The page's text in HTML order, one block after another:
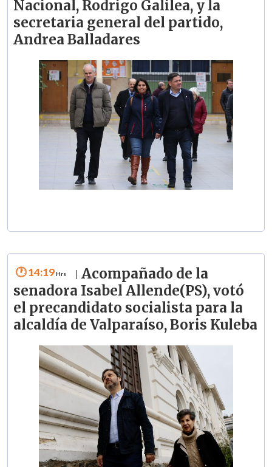
Nacional, Rodrigo Galilea, y la
secretaria general del partido,
Andrea Balladares
14:19
Acompañado de la
senadora Isabel Allende(PS), votó
el precandidato socialista para la
alcaldía de Valparaíso, Boris Kuleba